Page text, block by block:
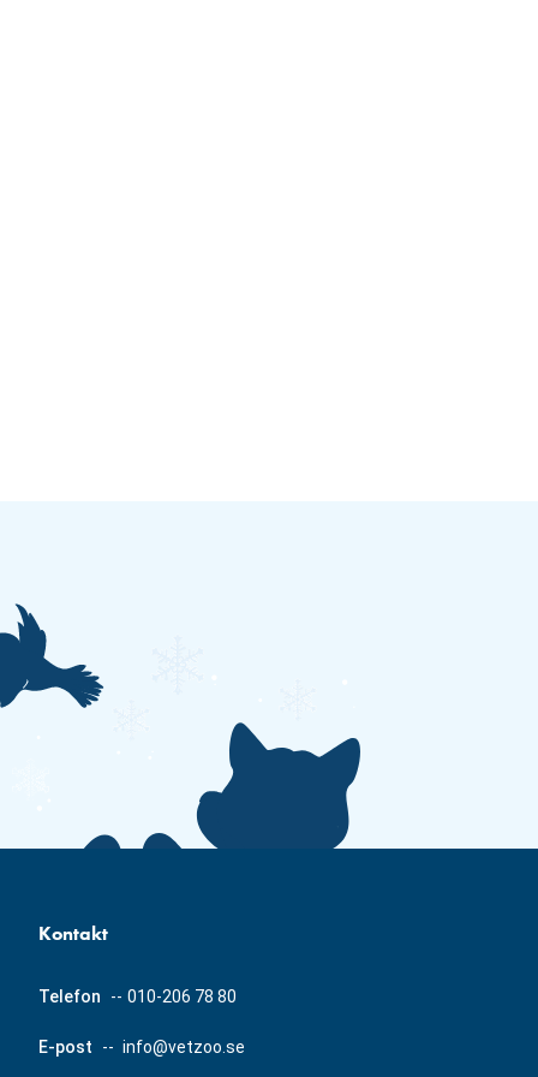
Kontakt
Telefon -- 010-206 78 80
E-post -- info@vetzoo.se